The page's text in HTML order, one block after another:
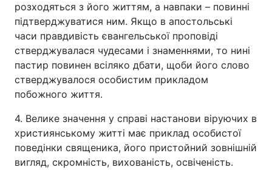
розходяться з його життям, а навпаки – повинні
підтверджуватися ним. Якщо в апостольські
часи правдивість євангельської проповіді
стверджувалася чудесами і знаменнями, то нині
пастир повинен всіляко дбати, щоби його слово
стверджувалося особистим прикладом
побожного життя.
4. Велике значення у справі настанови віруючих в
християнському житті має приклад особистої
поведінки священика, його пристойний зовнішній
вигляд, скромність, вихованість, освіченість.